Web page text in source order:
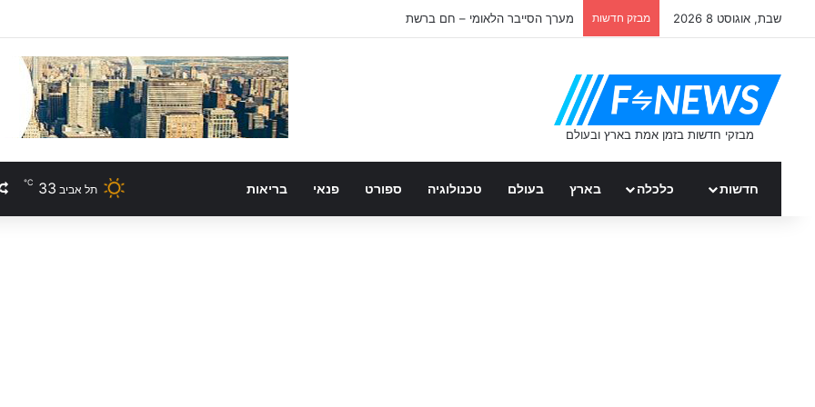
שבת, אוגוסט 8 2026 מבזק חדשות מערך הסייבר הלאומי – חם ברשת
חדשות כלכלה בארץ בעולם טכנולוגיה ספורט פנאי בריאות תל אביב 33
℃